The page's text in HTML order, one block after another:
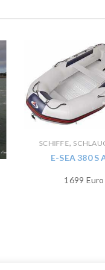
SCHIFFE,
E-SEA 380 S
1699 Euro